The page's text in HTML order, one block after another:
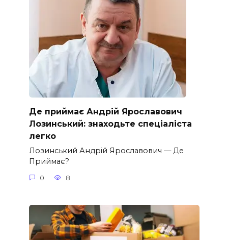
Де приймає Андрій Ярославович
Лозинський: знаходьте спеціаліста
легко
Лозинський Андрій Ярославович — Де
Приймає?
0 8